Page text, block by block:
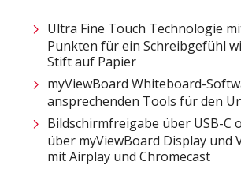
Ultra Fine Touch Technologie
Punkten für ein Schreibgefühl
Stift auf Papier
myViewBoard Whiteboard-
ansprechenden Tools für den
Bildschirmfreigabe über USB-C
über myViewBoard Display und
mit Airplay und Chromecast